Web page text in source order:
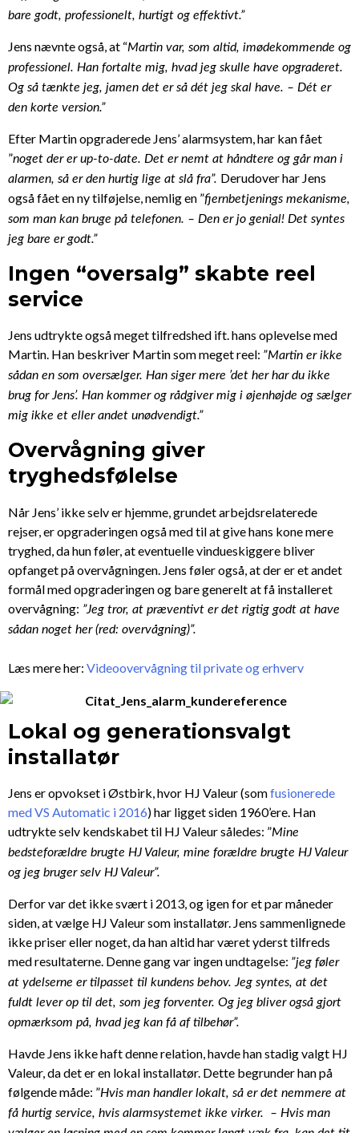
bare godt, professionelt, hurtigt og effektivt.”
Jens nævnte også, at “Martin var, som altid, imødekommende og
professionel. Han fortalte mig, hvad jeg skulle have opgraderet.
Og så tænkte jeg, jamen det er så dét jeg skal have. – Dét er
den korte version.”
Efter Martin opgraderede Jens’ alarmsystem, har kan fået
”noget der er up-to-date. Det er nemt at håndtere og går man i
alarmen, så er den hurtig lige at slå fra”. Derudover har Jens
også fået en ny tilføjelse, nemlig en ”fjernbetjenings mekanisme,
som man kan bruge på telefonen. – Den er jo genial! Det syntes
jeg bare er godt.”
Ingen “oversalg” skabte reel
service
Jens udtrykte også meget tilfredshed ift. hans oplevelse med
Martin. Han beskriver Martin som meget reel: ”Martin er ikke
sådan en som oversælger. Han siger mere ’det her har du ikke
brug for Jens’. Han kommer og rådgiver mig i øjenhøjde og sælger
mig ikke et eller andet unødvendigt.”
Overvågning giver
tryghedsfølelse
Når Jens’ ikke selv er hjemme, grundet arbejdsrelaterede
rejser, er opgraderingen også med til at give hans kone mere
tryghed, da hun føler, at eventuelle vindueskiggere bliver
opfanget på overvågningen. Jens føler også, at der er et andet
formål med opgraderingen og bare generelt at få installeret
overvågning: ”Jeg tror, at præventivt er det rigtig godt at have
sådan noget her (red: overvågning)”.
Læs mere her: Videoovervågning til private og erhverv
Lokal og generationsvalgt
installatør
Jens er opvokset i Østbirk, hvor HJ Valeur (somfusionerede
med VS Automatic i 2016)har ligget siden 1960’ere. Han
udtrykte selv kendskabet til HJ Valeur således: ”Mine
bedsteforældre brugte HJ Valeur, mine forældre brugte HJ Valeur
og jeg bruger selv HJ Valeur”.
Derfor var det ikke svært i 2013, og igen for et par måneder
siden, at vælge HJ Valeur som installatør. Jens sammenlignede
ikke priser eller noget, da han altid har været yderst tilfreds
med resultaterne. Denne gang var ingen undtagelse: ”jeg føler
at ydelserne er tilpasset til kundens behov. Jeg syntes, at det
fuldt lever op til det, som jeg forventer. Og jeg bliver også gjort
opmærksom på, hvad jeg kan få af tilbehør”.
Havde Jens ikke haft denne relation, havde han stadig valgt HJ
Valeur, da det er en lokal installatør. Dette begrunder han på
følgende måde: ”Hvis man handler lokalt, så er det nemmere at
få hurtig service, hvis alarmsystemet ikke virker. – Hvis man